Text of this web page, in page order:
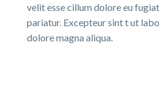
velit esse cillum dolore eu
pariatur. Excepteur sint t ut
dolore magna aliqua.